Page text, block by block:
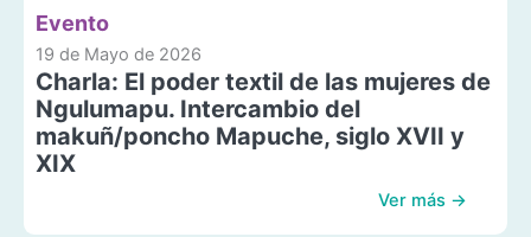
Evento
19 de Mayo de 2026
Charla: El poder textil de las mujeres de
Ngulumapu. Intercambio del
makuñ/poncho Mapuche, siglo XVII y
XIX
Ver más →